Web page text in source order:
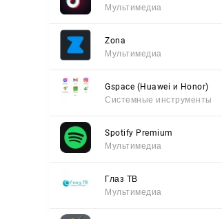
Мультимедиа
Zona
Мультимедиа
Gspace (Huawei и Honor)
Системные инструменты
Spotify Premium
Мультимедиа
Глаз ТВ
Мультимедиа